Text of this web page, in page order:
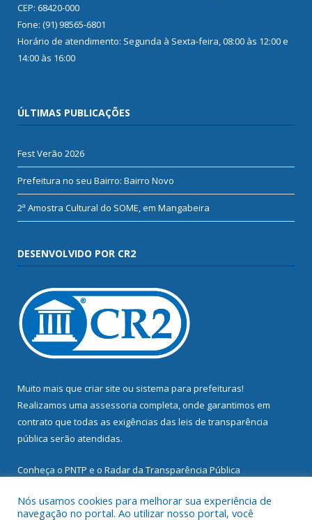
CEP: 68420-000
Fone: (91) 98565-6801
Horário de atendimento: Segunda à Sexta-feira, 08:00 às 12:00 e
14:00 às 16:00
ÚLTIMAS PUBLICAÇÕES
Fest Verão 2026
Prefeitura no seu Bairro: Bairro Novo
2ª Amostra Cultural do SOME, em Mangabeira
DESENVOLVIDO POR CR2
Muito mais que criar site ou sistema para prefeituras!
Realizamos uma assessoria completa, onde garantimos em
contrato que todas as exigências das leis de transparência
pública serão atendidas.
Conheça o PNTP e o Radar da Transparência Pública
Nós usamos cookies para melhorar sua experiência de
navegação no portal. Ao utilizar nosso portal, você